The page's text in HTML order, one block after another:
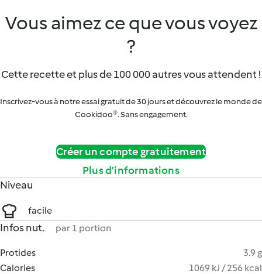
Vous aimez ce que vous voyez
?
Cette recette et plus de 100 000 autres vous attendent !
Inscrivez-vous à notre essai gratuit de 30 jours et découvrez le monde de
Cookidoo®. Sans engagement.
Créer un compte gratuitement
Plus d’informations
Niveau
facile
Infos nut. par 1 portion
Protides
3.9 g
Calories
1069 kJ / 256 kcal